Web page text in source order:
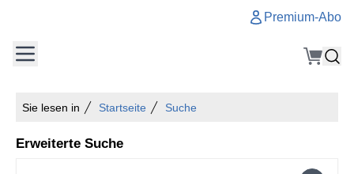
Premium-Abo
Sie lesen in Startseite Suche
Erweiterte Suche